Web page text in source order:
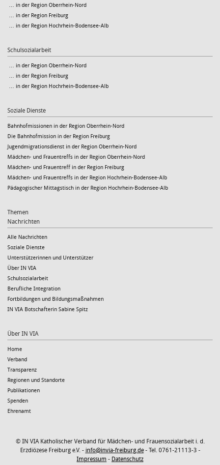
… in der Region Oberrhein-Nord
… in der Region Freiburg
… in der Region Hochrhein-Bodensee-Alb
Schulsozialarbeit
… in der Region Oberrhein-Nord
… in der Region Freiburg
… in der Region Hochrhein-Bodensee-Alb
Soziale Dienste
Bahnhofmissionen in der Region Oberrhein-Nord
Die Bahnhofmission in der Region Freiburg
Jugendmigrationsdienst in der Region Oberrhein-Nord
Mädchen- und Frauentreffs in der Region Oberrhein-Nord
Mädchen- und Frauentreff in der Region Freiburg
Mädchen- und Frauentreffs in der Region Hochrhein-Bodensee-Alb
Pädagogischer Mittagstisch in der Region Hochrhein-Bodensee-Alb
Themen
Nachrichten
Alle Nachrichten
Soziale Dienste
Unterstützerinnen und Unterstützer
Über IN VIA
Schulsozialarbeit
Berufliche Integration
Fortbildungen und Bildungsmaßnahmen
IN VIA Botschafterin Sabine Spitz
Über IN VIA
Home
Verband
Transparenz
Regionen und Standorte
Publikationen
Spenden
Ehrenamt
© IN VIA Katholischer Verband für Mädchen- und Frauensozialarbeit i. d.
Erzdiözese Freiburg e.V. - info@invia-freiburg.de- Tel. 0761-21113-3 -
Impressum - Datenschutz